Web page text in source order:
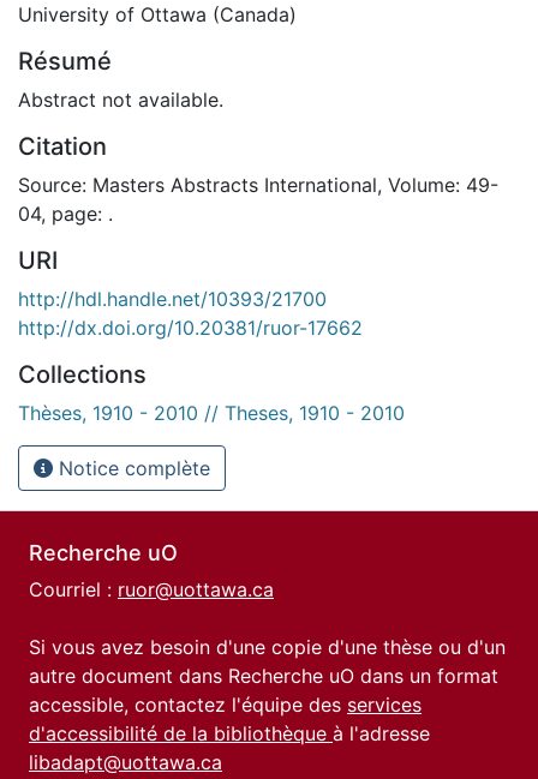
University of Ottawa (Canada)
Résumé
Abstract not available.
Citation
Source: Masters Abstracts International, Volume: 49-
04, page: .
URI
http://hdl.handle.net/10393/21700
http://dx.doi.org/10.20381/ruor-17662
Collections
Thèses, 1910 - 2010 // Theses, 1910 - 2010
Notice complète
Recherche uO
Courriel : ruor@uottawa.ca
Si vous avez besoin d'une copie d'une thèse ou d'un
autre document dans Recherche uO dans un format
accessible, contactez l'équipe des services
d'accessibilité de la bibliothèque à l'adresse
libadapt@uottawa.ca